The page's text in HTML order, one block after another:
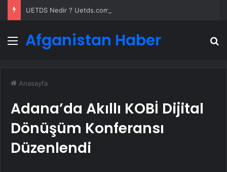
Menü
Afganistan Haber
Anasayfa
Adana’da Akıllı KOBİ Dijital
Dönüşüm Konferansı
Düzenlendi